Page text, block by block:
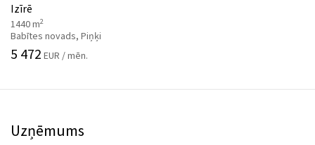
Izīrē
1440 m2
Babītes novads, Piņķi
5 472 EUR / mēn.
Uzņēmums